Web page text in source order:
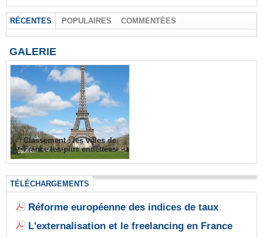
RÉCENTES POPULAIRES COMMENTÉES
GALERIE
Classement : les villes de
France les plus endettées
TÉLÉCHARGEMENTS
Réforme européenne des indices de taux
L'externalisation et le freelancing en France